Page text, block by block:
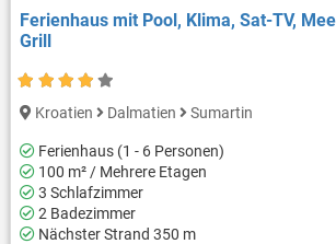
Ferienhaus mit Pool, Klima, Sat-TV,
Grill
Kroatien Dalmatien Sumartin
Ferienhaus (1 - 6 Personen)
100 m² / Mehrere Etagen
3 Schlafzimmer
2 Badezimmer
Nächster Strand 350 m